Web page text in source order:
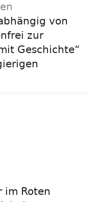
von
zur
Geschichte“
im Roten